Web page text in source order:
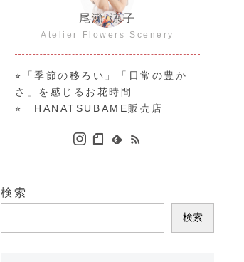
尾瀬 涼子
Atelier Flowers Scenery
⭐︎「季節の移ろい」「日常の豊か
さ」を感じるお花時間
⭐︎ HANATSUBAME販売店
検索
検索